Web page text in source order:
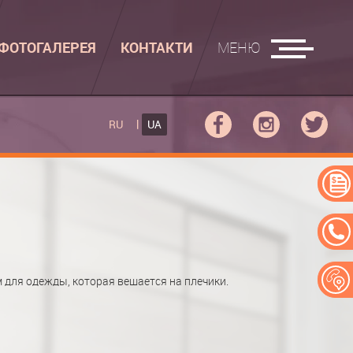
КОНТАКТИ МЕНЮ
RU UA
одежды, которая вешается на плечики.